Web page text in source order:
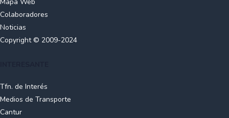
Colaboradores
Noticias
Copyright © 2009-2024
Tfn. de Interés
Medios de Transporte
Cantur